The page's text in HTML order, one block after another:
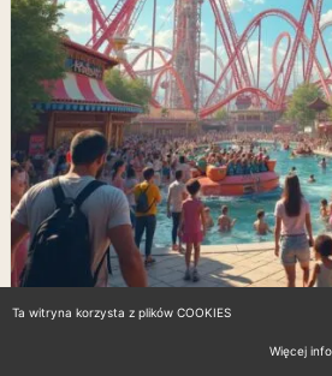
Co zwiedzić w
Ta witryna korzysta z plików COOKIES
Więcej